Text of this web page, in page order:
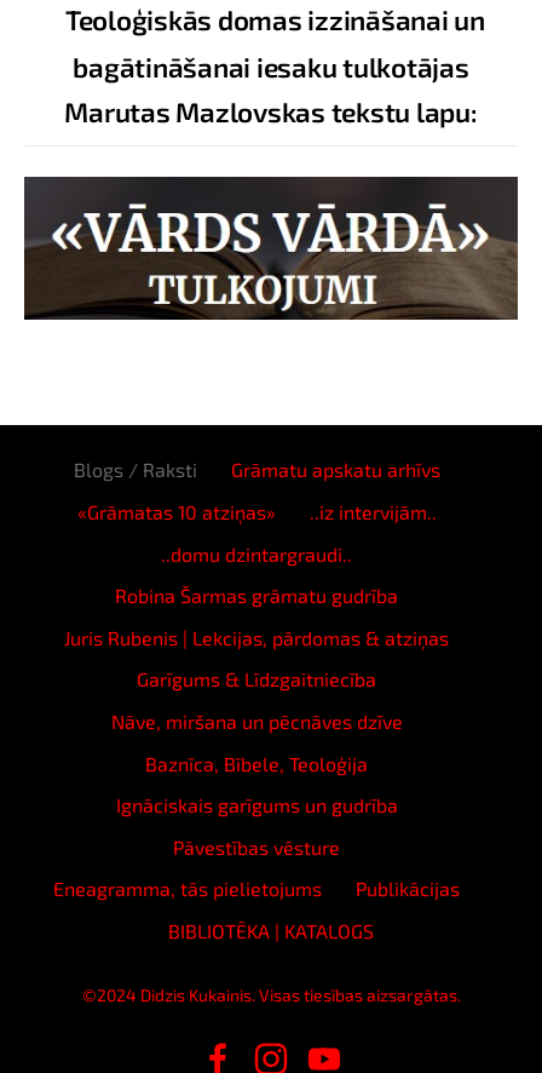
Teoloģiskās domas izzināšanai un
bagātināšanai iesaku tulkotājas
Marutas Mazlovskas tekstu lapu:
Blogs / Raksti
Grāmatu apskatu arhīvs
«Grāmatas 10 atziņas»
..iz intervijām..
..domu dzintargraudi..
Robina Šarmas grāmatu gudrība
Juris Rubenis | Lekcijas, pārdomas & atziņas
Garīgums & Līdzgaitniecība
Nāve, miršana un pēcnāves dzīve
Baznīca, Bībele, Teoloģija
Ignāciskais garīgums un gudrība
Pāvestības vēsture
Eneagramma, tās pielietojums
Publikācijas
BIBLIOTĒKA | KATALOGS
©2024 Didzis Kukainis. Visas tiesības aizsargātas.